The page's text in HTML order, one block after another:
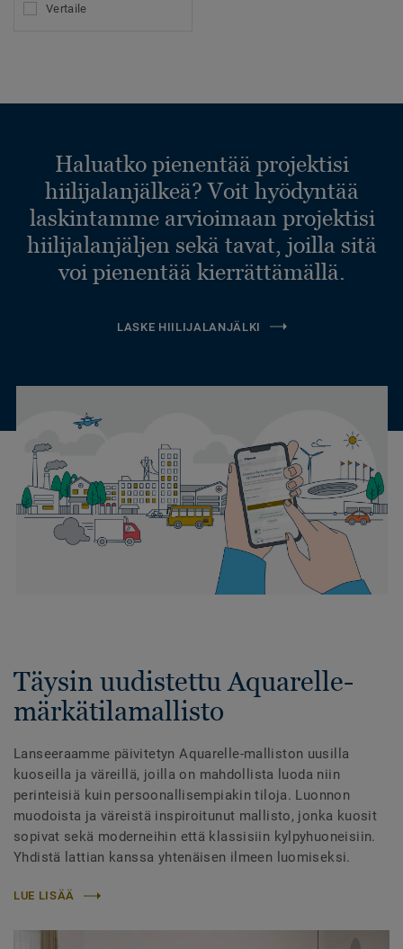
Vertaile
Haluatko pienentää projektisi
hiilijalanjälkeä? Voit hyödyntää
laskintamme arvioimaan projektisi
hiilijalanjäljen sekä tavat, joilla sitä
voi pienentää kierrättämällä.
LASKE HIILIJALANJÄLKI
Täysin uudistettu Aquarelle-
märkätilamallisto
Lanseeraamme päivitetyn Aquarelle-malliston uusilla
kuoseilla ja väreillä, joilla on mahdollista luoda niin
perinteisiä kuin persoonallisempiakin tiloja. Luonnon
muodoista ja väreistä inspiroitunut mallisto, jonka kuosit
sopivat sekä moderneihin että klassisiin kylpyhuoneisiin.
Yhdistä lattian kanssa yhtenäisen ilmeen luomiseksi.
LUE LISÄÄ